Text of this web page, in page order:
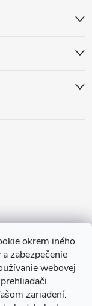
okrem iného
zabezpečenie
webovej
zariadení.